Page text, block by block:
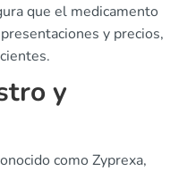
que el medicamento
y precios,
y
como Zyprexa,